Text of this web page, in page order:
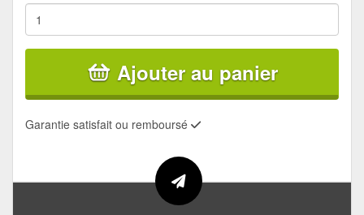
Ajouter au panier
Garantie satisfait ou remboursé